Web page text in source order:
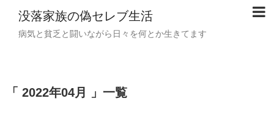
没落家族の偽セレブ生活
病気と貧乏と闘いながら日々を何とか生きてます
「 2022年04月 」一覧